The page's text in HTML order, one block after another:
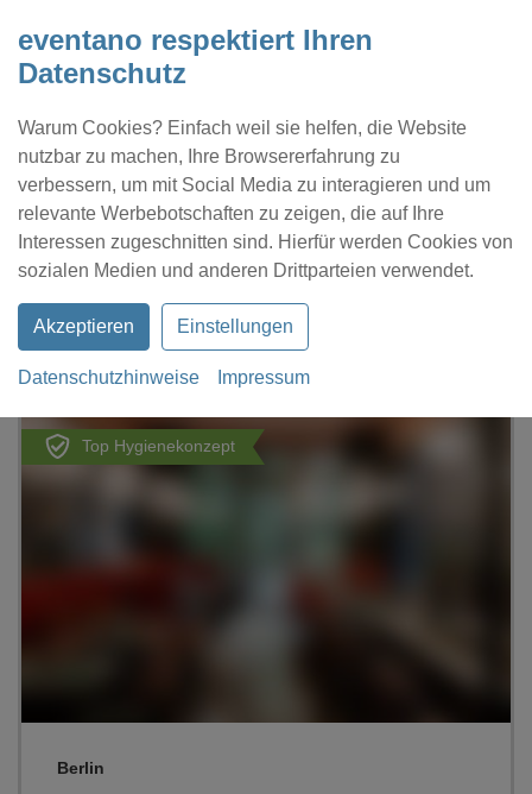
eventano respektiert Ihren
Datenschutz
Warum Cookies? Einfach weil sie helfen, die Website
nutzbar zu machen, Ihre Browsererfahrung zu
verbessern, um mit Social Media zu interagieren und um
relevante Werbebotschaften zu zeigen, die auf Ihre
Interessen zugeschnitten sind. Hierfür werden Cookies von
sozialen Medien und anderen Drittparteien verwendet.
Akzeptieren Einstellungen
Datenschutzhinweise Impressum
Kontakt Location eintragen Profil
Townhouse Berlin
Top Hygienekonzept
Berlin